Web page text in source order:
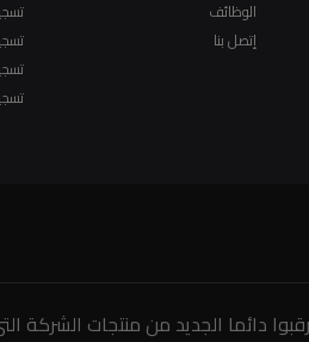
الوظائف
إتصل بنا
دائما الجديد من منتجات الشركة